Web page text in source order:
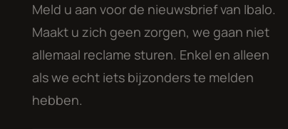
Meld u aan voor de nieuwsbrief van Ibalo.
Maakt u zich geen zorgen, we gaan niet
allemaal reclame sturen. Enkel en alleen
als we echt iets bijzonders te melden
hebben.